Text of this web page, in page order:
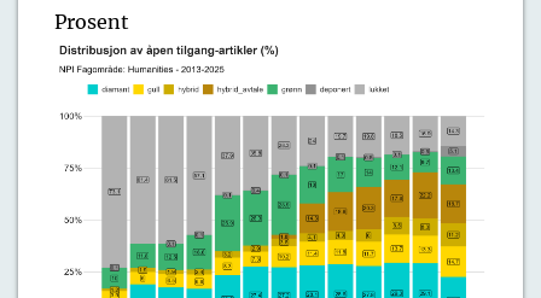
Prosent